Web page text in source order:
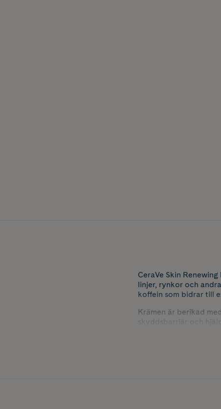
CeraVe Skin
linjer, rynkor och
koffein som bidrar till
Krämen är berikad
skyddsbarriär och